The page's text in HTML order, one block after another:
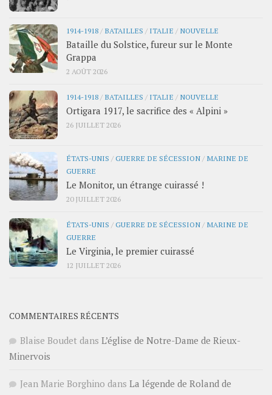
1914-1918 / BATAILLES / ITALIE / NOUVELLE
Bataille du Solstice, fureur sur le Monte
Grappa
2 AOÛT 2026
1914-1918 / BATAILLES / ITALIE / NOUVELLE
Ortigara 1917, le sacrifice des « Alpini »
26 JUILLET 2026
ÉTATS-UNIS /GUERRE DE SÉCESSION / MARINE DE
GUERRE
Le Monitor, un étrange cuirassé !
20 JUILLET 2026
ÉTATS-UNIS /GUERRE DE SÉCESSION / MARINE DE
GUERRE
Le Virginia, le premier cuirassé
12 JUILLET 2026
COMMENTAIRES RÉCENTS
Blaise Boudet dans L’église de Notre-Dame de Rieux-
Minervois
Jean Marie Borghino dans La légende de Roland de